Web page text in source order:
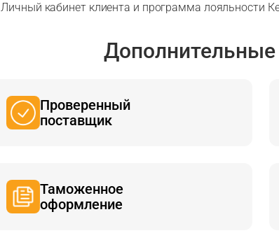
Личный кабинет клиента и программа лояльности
Проверенный
поставщик
Таможенное
оформление